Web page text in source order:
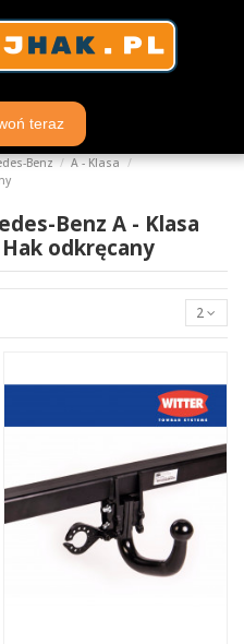
teraz
Benz
A - Klasa
Benz A - Klasa
odkręcany
2